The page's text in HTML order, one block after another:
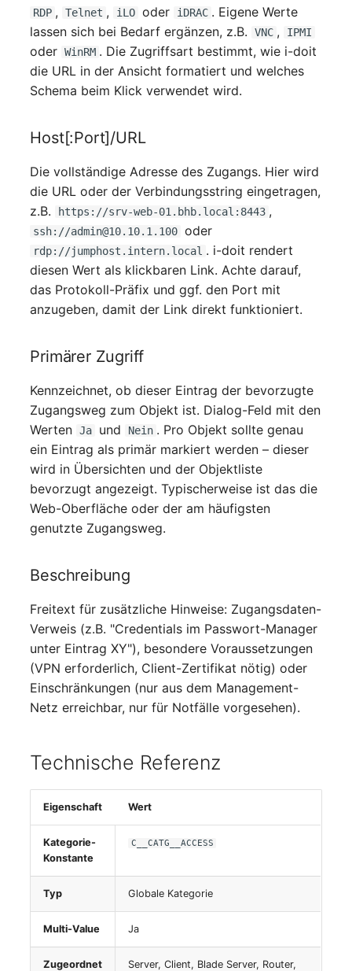
Server
Service
SIM-Karte
Speichersystem
Stacking
Stadt
Steckdosenleiste
Supernet
Switch Chassis
Systemdienst
Telefon
Telefonanlage
Unterbrechungsfreie
Stromversorgung
Verstärker
Verteilerkasten
Vertrag
Virtueller Client
Virtueller Server
VoIP-Telefon
VRRP
WAN-Leitung
Wireless Access Point
RDP , Telnet , iLO oder iDRAC . Eigene Werte
lassen sich bei Bedarf ergänzen, z.B.
VNC , IPMI
oder WinRM . Die Zugriffsart bestimmt, wie i-doit
die URL in der Ansicht formatiert und welches
Schema beim Klick verwendet wird.
Host[:Port]/URL
Die vollständige Adresse des Zugangs. Hier wird
die URL oder der Verbindungsstring eingetragen,
z.B.
https://srv-web-01.bhb.local:8443 ,
ssh://admin@10.10.1.100 oder
rdp://jumphost.intern.local . i-doit rendert
diesen Wert als klickbaren Link. Achte darauf,
das Protokoll-Präfix und ggf. den Port mit
anzugeben, damit der Link direkt funktioniert.
Primärer Zugriff
Kennzeichnet, ob dieser Eintrag der bevorzugte
Zugangsweg zum Objekt ist. Dialog-Feld mit den
Werten Ja und Nein . Pro Objekt sollte genau
ein Eintrag als primär markiert werden – dieser
wird in Übersichten und der Objektliste
bevorzugt angezeigt. Typischerweise ist das die
Web-Oberfläche oder der am häufigsten
genutzte Zugangsweg.
Beschreibung
Freitext für zusätzliche Hinweise: Zugangsdaten-
Verweis (z.B. "Credentials im Passwort-Manager
unter Eintrag XY"), besondere Voraussetzungen
(VPN erforderlich, Client-Zertifikat nötig) oder
Einschränkungen (nur aus dem Management-
Netz erreichbar, nur für Notfälle vorgesehen).
Technische Referenz
Eigenschaft Wert
Kategorie-
Konstante
C__CATG__ACCESS
Typ Globale Kategorie
Multi-Value Ja
Zugeordnet
Server, Client, Blade Server, Router,